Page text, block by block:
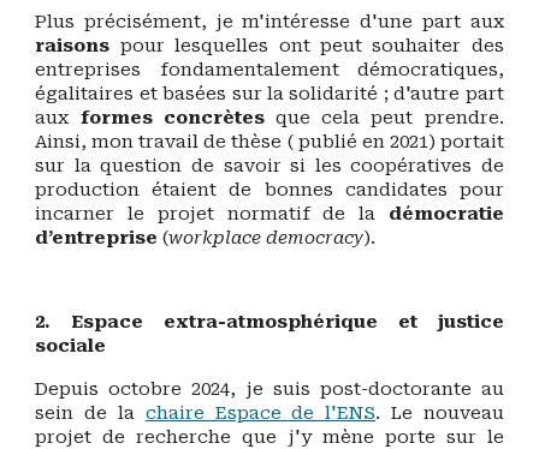
Plus précisément, je m'intéresse d'une part aux
raisons pour lesquelles ont peut souhaiter des
entreprises fondamentalement démocratiques,
égalitaires et basées sur la solidarité ; d'autre part
aux formes concrètesque cela peut prendre.
Ainsi, mon travail de thèse ( publié en 2021) portait
sur la question de savoir si les coopératives de
production étaient de bonnes candidates pour
incarner le projet normatif de la démocratie
d’entreprise(workplace democracy).
2. Espace extra-atmosphérique et justice
sociale
Depuisoctobre 2024, je suis post-doctorante au
sein de la chaire Espace de l'ENS. Le nouveau
projet de recherche que j'y mène porte sur le